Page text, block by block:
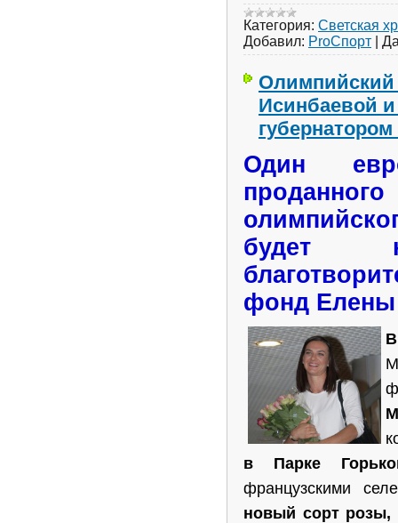
Категория: Светская
Добавил: ProСпорт
Исинбаевой и
Один
будет
фонд
в Парке
французскими
новый сорт розы,